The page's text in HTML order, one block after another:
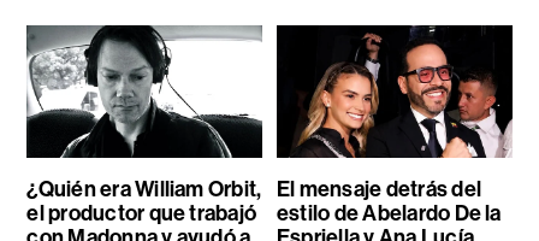
¿Quién era William Orbit,
el productor que trabajó
El mensaje detrás del
estilo de Abelardo De la